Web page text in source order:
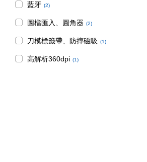
藍牙 (2)
圖檔匯入、圓角器 (2)
刀模標籤帶、防摔磁吸 (1)
高解析360dpi (1)